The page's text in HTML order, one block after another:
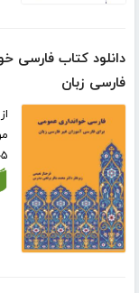
دانلود کتاب فارسی
فارسی زبان